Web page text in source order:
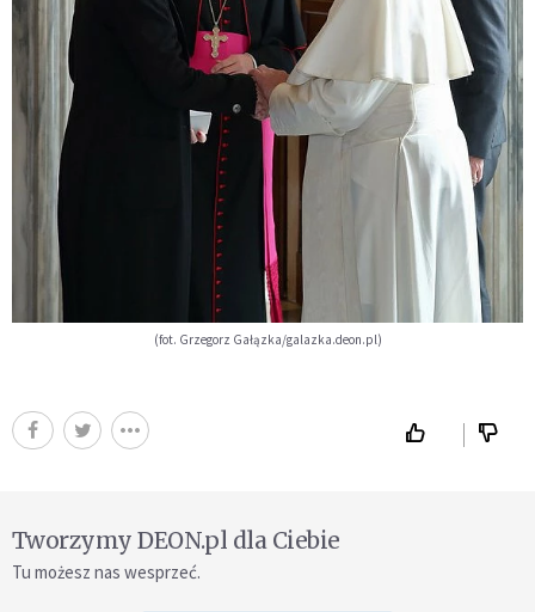
(fot. Grzegorz Gałązka/galazka.deon.pl)
Tworzymy DEON.pl dla Ciebie
Tu możesz nas wesprzeć.